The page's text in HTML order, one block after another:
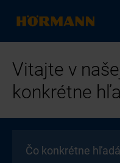
Vitajte v
konkrétne